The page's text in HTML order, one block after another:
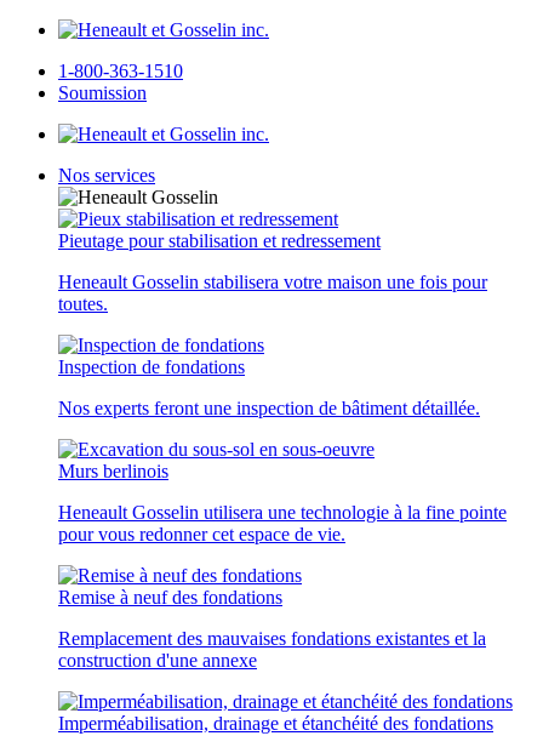
1-800-363-1510
Soumission
Nos services
Pieutage pour stabilisation et redressement
Heneault Gosselin stabilisera votre maison une fois pour
toutes.
Inspection de fondations
Nos experts feront une inspection de bâtiment détaillée.
Murs berlinois
Heneault Gosselin utilisera une technologie à la fine pointe
pour vous redonner cet espace de vie.
Remise à neuf des fondations
Remplacement des mauvaises fondations existantes et la
construction d'une annexe
Imperméabilisation, drainage et étanchéité des fondations